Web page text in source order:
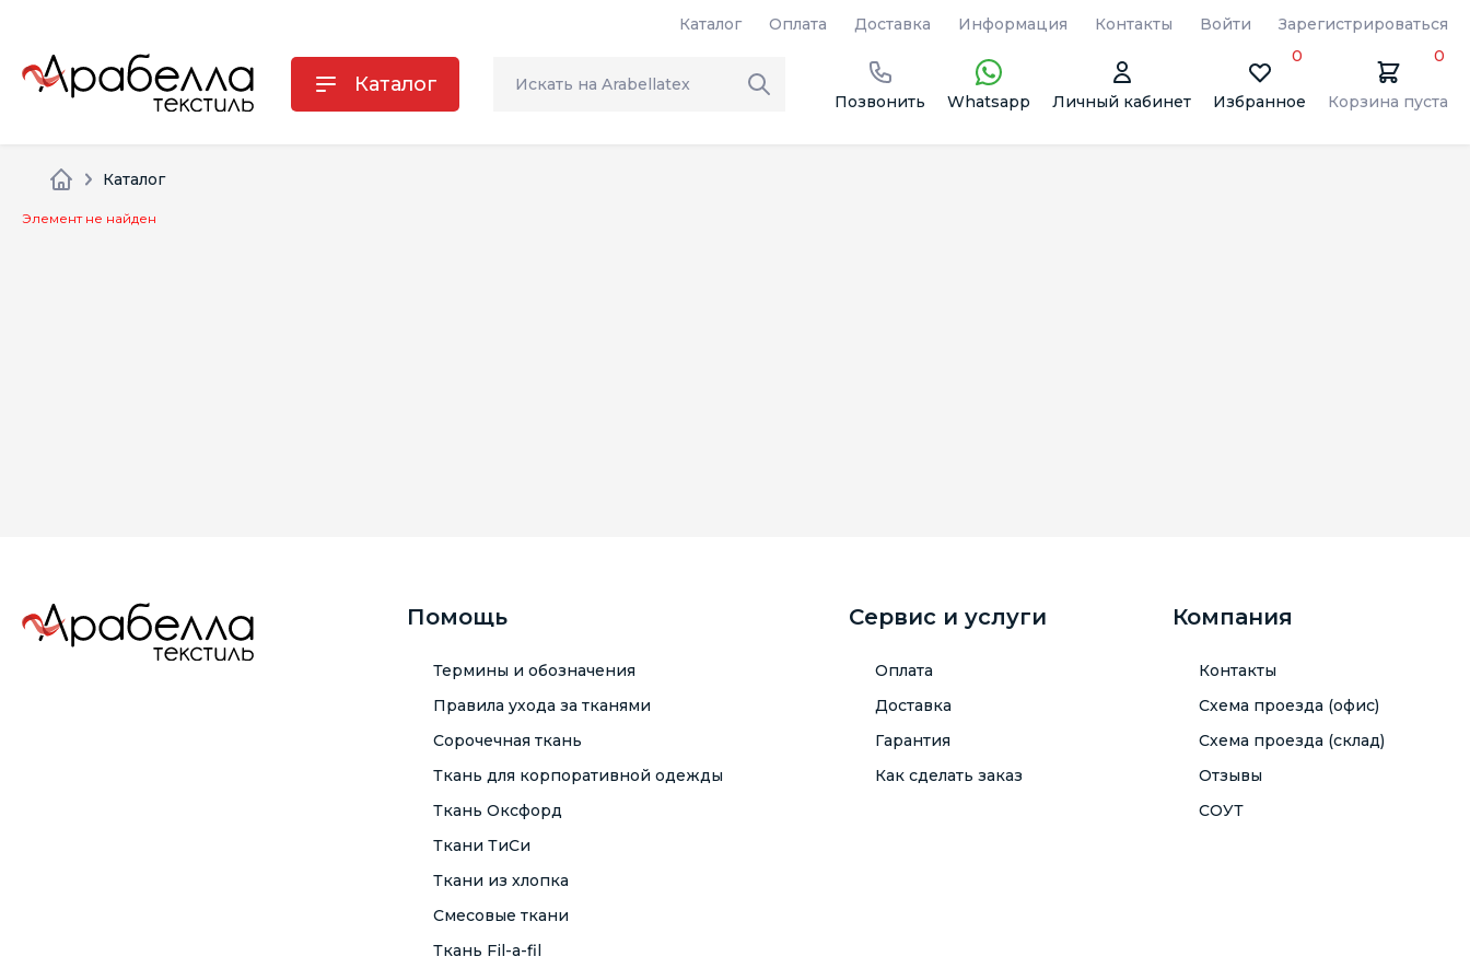
Каталог Оплата Доставка Информация Контакты Войти Зарегистрироваться
Каталог
Позвонить Whatsapp Личный кабинет Избранное
0
Корзина пуста
0
Каталог
Элемент не найден
Помощь
Термины и обозначения
Правила ухода за тканями
Сорочечная ткань
Ткань для корпоративной одежды
Ткань Оксфорд
Ткани ТиСи
Ткани из хлопка
Смесовые ткани
Ткань Fil-a-fil
Сервис и услуги
Оплата
Доставка
Гарантия
Как сделать заказ
Компания
Контакты
Схема проезда (офис)
Схема проезда (склад)
Отзывы
СОУТ